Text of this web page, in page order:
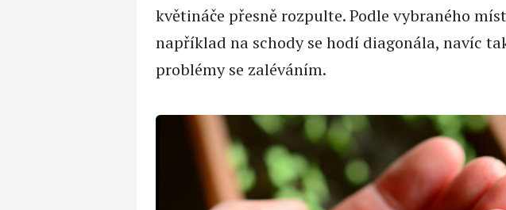
květináče přesně rozpulte. Podle vybraného
například na schody se hodí diagonála, navíc
problémy se zaléváním.